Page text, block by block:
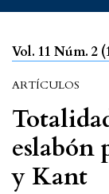
Vol. 11 Núm. 2
ARTÍCULOS
eslabón
y Kant